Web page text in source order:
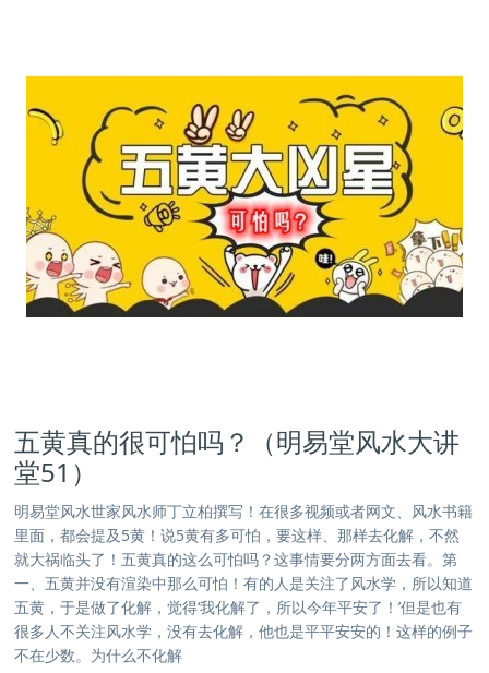
五黄真的很可怕吗？（明易堂风水大讲
堂51）
明易堂风水世家风水师丁立柏撰写！在很多视频或者网文、风水书籍
里面，都会提及5黄！说5黄有多可怕，要这样、那样去化解，不然
就大祸临头了！五黄真的这么可怕吗？这事情要分两方面去看。第
一、五黄并没有渲染中那么可怕！有的人是关注了风水学，所以知道
五黄，于是做了化解，觉得‘我化解了，所以今年平安了！’但是也有
很多人不关注风水学，没有去化解，他也是平平安安的！这样的例子
不在少数。为什么不化解